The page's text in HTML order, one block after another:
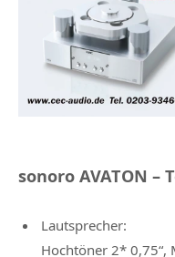
sonoro AVATON –
Lautsprecher:
Hochtöner 2*